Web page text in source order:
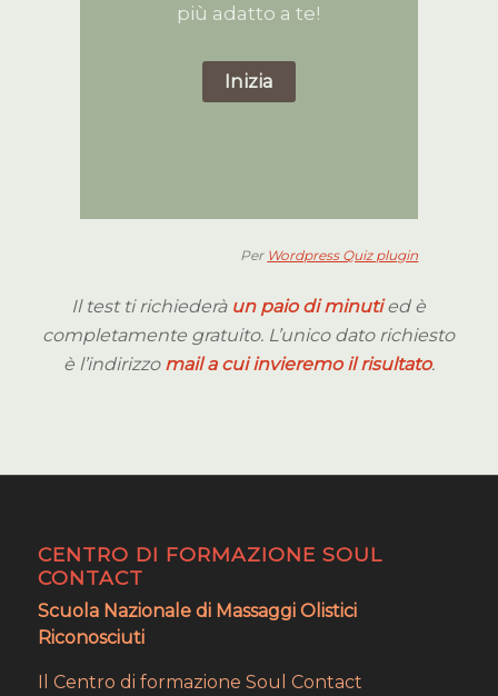
più adatto a te!
Per Wordpress Quiz plugin
Il test ti richiederà un paio di minutied è
completamente gratuito. L’unico dato richiesto
è l’indirizzo mail a cui invieremo il risultato.
CENTRO DI FORMAZIONE SOUL
CONTACT
Scuola Nazionale di Massaggi Olistici
Riconosciuti
Il Centro di formazione Soul Contact